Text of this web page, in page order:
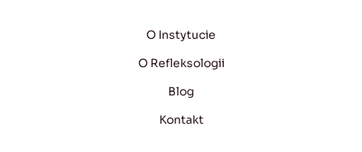
O Instytucie
O Refleksologii
Blog
Kontakt